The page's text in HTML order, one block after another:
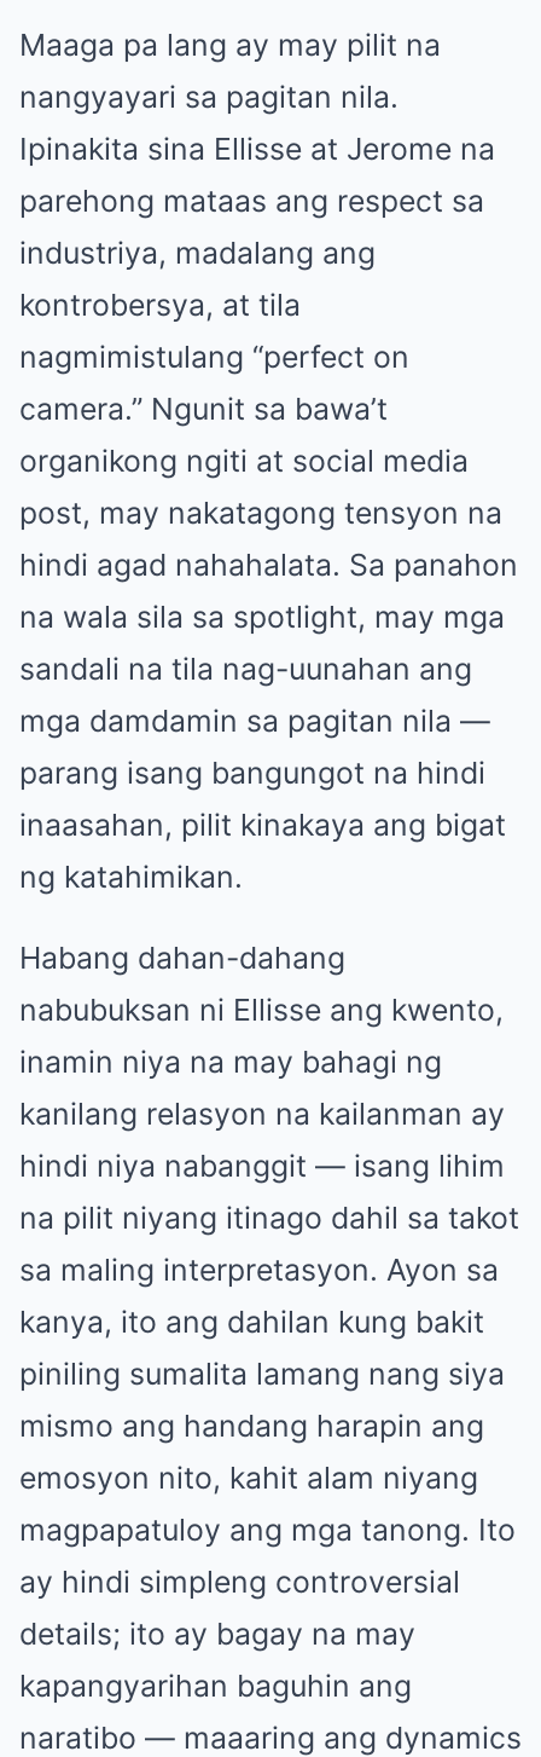
Maaga pa lang ay may pilit na
nangyayari sa pagitan nila.
Ipinakita sina Ellisse at Jerome na
parehong mataas ang respect sa
industriya, madalang ang
kontrobersya, at tila
nagmimistulang “perfect on
camera.” Ngunit sa bawa’t
organikong ngiti at social media
post, may nakatagong tensyon na
hindi agad nahahalata. Sa panahon
na wala sila sa spotlight, may mga
sandali na tila nag-uunahan ang
mga damdamin sa pagitan nila —
parang isang bangungot na hindi
inaasahan, pilit kinakaya ang bigat
ng katahimikan.
Habang dahan-dahang
nabubuksan ni Ellisse ang kwento,
inamin niya na may bahagi ng
kanilang relasyon na kailanman ay
hindi niya nabanggit — isang lihim
na pilit niyang itinago dahil sa takot
sa maling interpretasyon. Ayon sa
kanya, ito ang dahilan kung bakit
piniling sumalita lamang nang siya
mismo ang handang harapin ang
emosyon nito, kahit alam niyang
magpapatuloy ang mga tanong. Ito
ay hindi simpleng controversial
details; ito ay bagay na may
kapangyarihan baguhin ang
naratibo — maaaring ang dynamics